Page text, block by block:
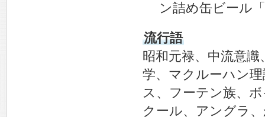
ン詰め缶ビール
流行語
昭和元禄、中流意
学、マクルーハン
ス、フーテン族、
クール、アングラ